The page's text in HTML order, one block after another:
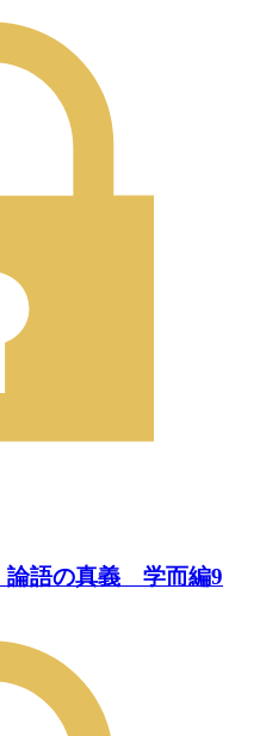
論語の真義 学而編9